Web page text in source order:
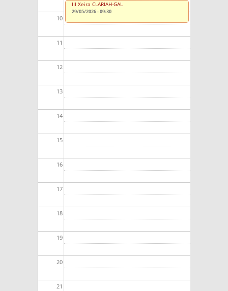
10
11
12
13
14
15
16
17
18
19
20
21
III Xeira CLARIAH-GAL
29/05/2026 - 09:30